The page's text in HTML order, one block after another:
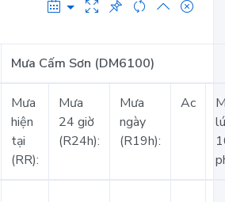
Mưa Cấm Sơn (DM6100)
Mưa
hiện
tại
(RR):
Mưa
24 giờ
(R24h):
Mưa
ngày
(R19h):
Ac